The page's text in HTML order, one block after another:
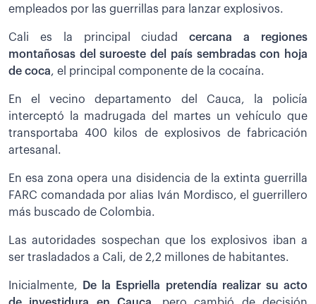
empleados por las guerrillas para lanzar explosivos.
Cali es la principal ciudadcercana a regiones
montañosas del suroeste del país sembradas con hoja
de coca, el principal componente de la cocaína.
En el vecino departamento del Cauca, la policía
interceptó la madrugada del martes un vehículo que
transportaba 400 kilos de explosivos de fabricación
artesanal.
En esa zona opera una disidencia de la extinta guerrilla
FARC comandada por alias Iván Mordisco, el guerrillero
más buscado de Colombia.
Las autoridades sospechan que los explosivos iban a
ser trasladados a Cali, de 2,2 millones de habitantes.
Inicialmente,
De la Espriella pretendía realizar su acto